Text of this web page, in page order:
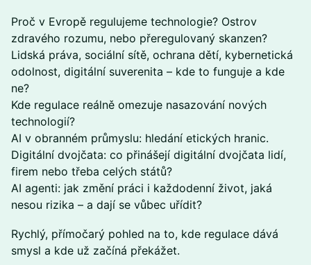
Proč v Evropě regulujeme technologie? Ostrov
zdravého rozumu, nebo přeregulovaný skanzen?
Lidská práva, sociální sítě, ochrana dětí, kybernetická
odolnost, digitální suverenita – kde to funguje a kde
ne?
Kde regulace reálně omezuje nasazování nových
technologií?
AI v obranném průmyslu: hledání etických hranic.
Digitální dvojčata: co přinášejí digitální dvojčata lidí,
firem nebo třeba celých států?
AI agenti: jak změní práci i každodenní život, jaká
nesou rizika – a dají se vůbec uřídit?
Rychlý, přímočarý pohled na to, kde regulace dává
smysl a kde už začíná překážet.